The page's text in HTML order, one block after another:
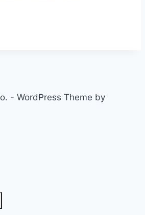
- WordPress Theme by